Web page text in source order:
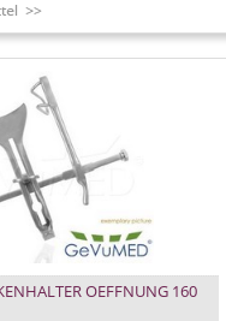
OEFFNUNG 160